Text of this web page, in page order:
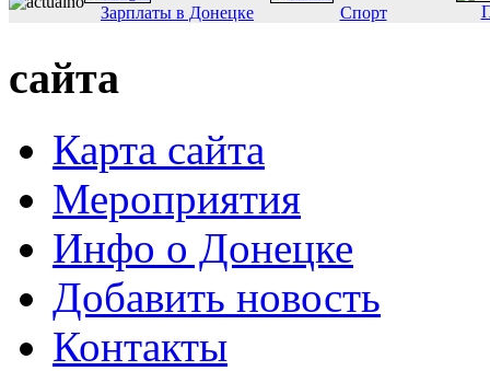
Зарплаты в Донецке Спорт
сайта
Карта сайта
Мероприятия
Инфо о Донецке
Добавить новость
Контакты